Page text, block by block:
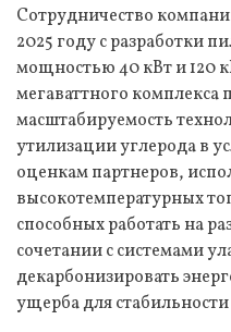
Сотрудничество
2025 году с разработки
мощностью 40 кВт и 120
мегаваттного комплекса
масштабируемость
утилизации углерода в
оценкам партнеров,
высокотемпературных
способных работать на
сочетании с системами
декарбонизировать
ущерба для